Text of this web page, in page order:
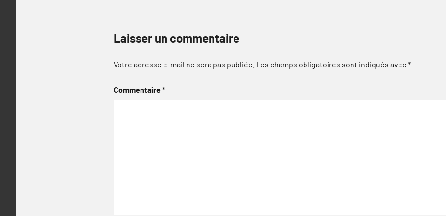
Laisser un commentaire
Votre adresse e-mail ne sera pas publiée. Les champs obligatoires sont indiqués avec*
Commentaire*